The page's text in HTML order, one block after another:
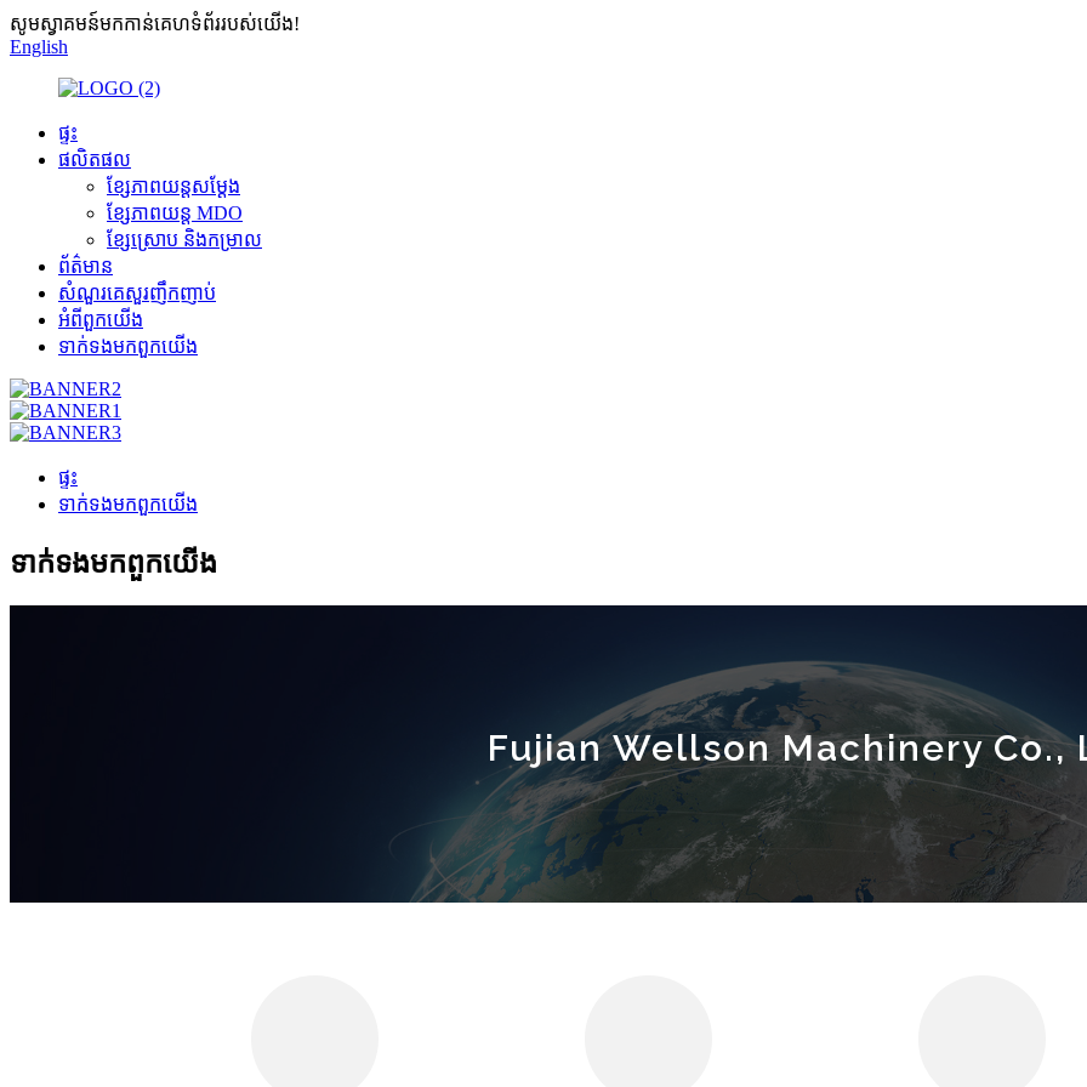
សូមស្វាគមន៍មកកាន់គេហទំព័ររបស់យើង!
English
ផ្ទះ
ផលិតផល
ខ្សែភាពយន្ដសម្ដែង
ខ្សែភាពយន្ត MDO
ខ្សែស្រោប និងកម្រាល
ព័ត៌មាន
សំណួរគេសួរញឹកញាប់
អំពី​ពួក​យើង
ទាក់ទង​មក​ពួក​យើង
ផ្ទះ
ទាក់ទង​មក​ពួក​យើង
ទាក់ទង​មក​ពួក​យើង
Fujian Wellson Machinery Co.,